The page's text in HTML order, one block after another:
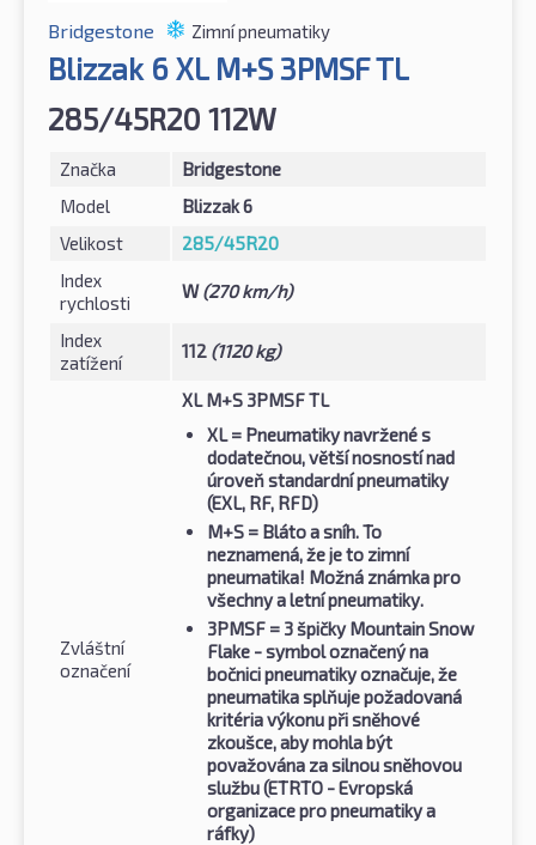
Bridgestone Zimní pneumatiky
Blizzak 6 XL M+S 3PMSF TL
285/45R20 112W
Značka
Bridgestone
Model
Blizzak 6
Velikost
285/45R20
Index
rychlosti
W(270 km/h)
Index
zatížení
112 (1120 kg)
Zvláštní
označení
XL M+S 3PMSF TL
XL= Pneumatiky navržené s
dodatečnou, větší nosností nad
úroveň standardní pneumatiky
(EXL, RF, RFD)
M+S = Bláto a sníh. To
neznamená, že je to zimní
pneumatika! Možná známka pro
všechny a letní pneumatiky.
3PMSF = 3 špičky Mountain Snow
Flake - symbol označený na
bočnici pneumatiky označuje, že
pneumatika splňuje požadovaná
kritéria výkonu při sněhové
zkoušce, aby mohla být
považována za silnou sněhovou
službu (ETRTO - Evropská
organizace pro pneumatiky a
ráfky)